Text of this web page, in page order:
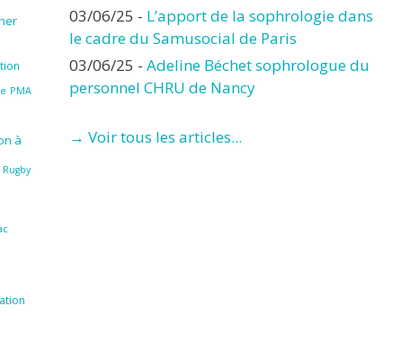
PMA
à
Rugby
03/06/25 - L’apport de la sophrologie dans
le cadre du Samusocial de Paris
03/06/25 - Adeline Béchet sophrologue du
personnel CHRU de Nancy
→ Voir tous les articles...